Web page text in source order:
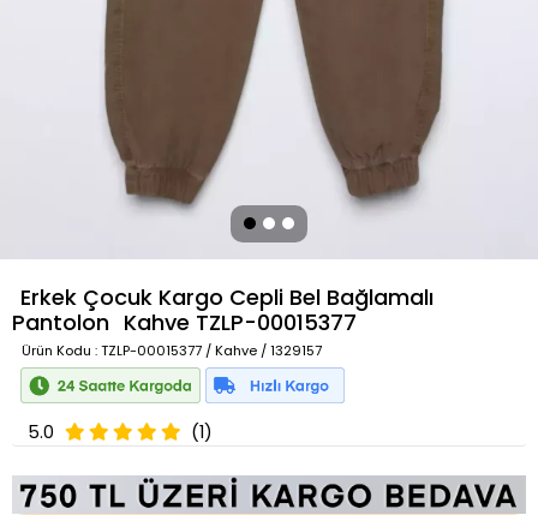
Erkek Çocuk Kargo Cepli Bel Bağlamalı
Pantolon Kahve TZLP-00015377
Ürün Kodu : TZLP-00015377 / Kahve / 1329157
5.0 (1)